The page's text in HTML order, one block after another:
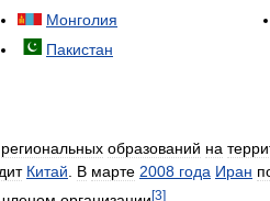
Монголия
Пакистан
региональных образований на
Китай В марте 2008 года Иран
[3]